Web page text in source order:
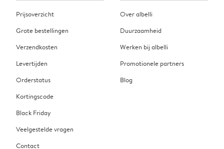
Prijsoverzicht
Grote bestellingen
Verzendkosten
Levertijden
Orderstatus
Kortingscode
Black Friday
Veelgestelde vragen
Contact
Over albelli
Duurzaamheid
Werken bij albelli
Promotionele partners
Blog